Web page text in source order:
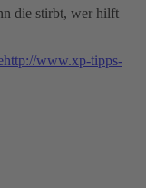
die stirbt, wer hilft
http://www.xp-tipps-